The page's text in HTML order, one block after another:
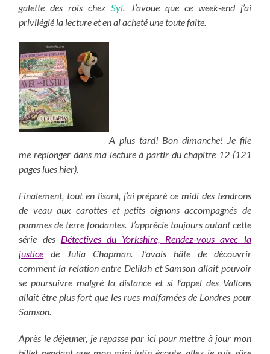
galette des rois chezSyl. J’avoue que ce week-end j’ai
privilégié la lecture et en ai acheté une toute faite.
A plus tard! Bon dimanche! Je file
me replonger dans ma lecture à partir du chapitre 12 (121
pages lues hier).
Finalement, tout en lisant, j’ai préparé ce midi des tendrons
de veau aux carottes et petits oignons accompagnés de
pommes de terre fondantes. J’apprécie toujours autant cette
série des Détectives du Yorkshire, Rendez-vous avec la
justice de Julia Chapman. J’avais hâte de découvrir
comment la relation entre Delilah et Samson allait pouvoir
se poursuivre malgré la distance et si l’appel des Vallons
allait être plus fort que les rues malfamées de Londres pour
Samson.
Après le déjeuner, je repasse par ici pour mettre à jour mon